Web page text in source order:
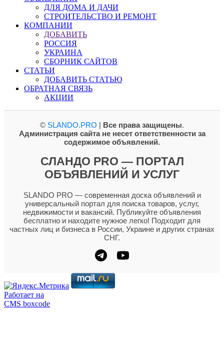
ДЛЯ ДОМА И ДАЧИ
СТРОИТЕЛЬСТВО И РЕМОНТ
КОМПАНИИ
ДОБАВИТЬ
РОССИЯ
УКРАИНА
СБОРНИК САЙТОВ
СТАТЬИ
ДОБАВИТЬ СТАТЬЮ
ОБРАТНАЯ СВЯЗЬ
АКЦИИ
© SLANDO.PRO | Все права защищены.
Администрация сайта не несет ответственности за
содержимое объявлений.
СЛАНДО PRO — ПОРТАЛ
ОБЪЯВЛЕНИЙ И УСЛУГ
SLANDO PRO — современная доска объявлений и
универсальный портал для поиска товаров, услуг,
недвижимости и вакансий. Публикуйте объявления
бесплатно и находите нужное легко! Подходит для
частных лиц и бизнеса в России, Украине и других странах
СНГ.
Работает на
CMS boxcode